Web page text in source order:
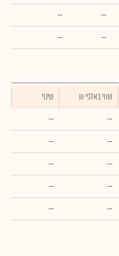
--
--
--
--
₪ שווי באלפי
שינוי
--
--
--
--
--
--
--
--
--
--